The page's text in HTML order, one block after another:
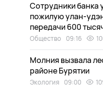
Сотрудники банка
пожилую улан-
передачи 600
Общество 09:16
Молния вызвала
районе Бурятии
Экология 09:00